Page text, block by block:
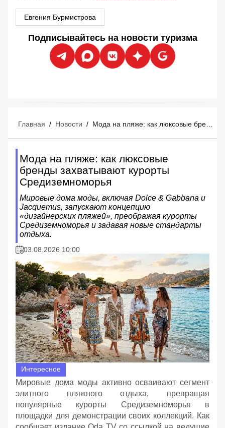
Евгения Бурмистрова
Подписывайтесь на новости туризма
Главная / Новости / Мода на пляже: как люксовые бренды захватывают курорты Средиземноморья
Мода на пляже: как люксовые
бренды захватывают курорты
Средиземноморья
Мировые дома моды, включая Dolce & Gabbana и
Jacquemus, запускают концепцию
«дизайнерских пляжей», преображая курорты
Средиземноморья и задавая новые стандарты
отдыха.
03.08.2026 10:00
Интересное
Мировые дома моды активно осваивают сегмент
элитного пляжного отдыха, превращая
популярные курорты Средиземноморья в
площадки для демонстрации своих коллекций. Как